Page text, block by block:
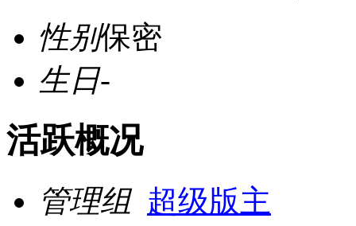
性别保密
生日-
活跃概况
管理组 超级版主